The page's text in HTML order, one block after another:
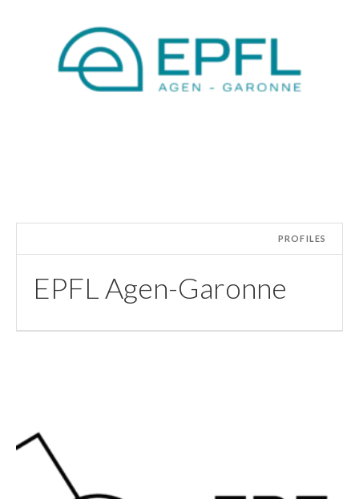
PROFILES
EPFL Agen-Garonne